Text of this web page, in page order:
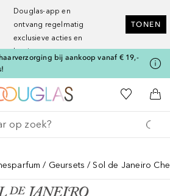
Douglas-app en
ontvang regelmatig
exclusieve acties en
kortingen
TONEN
bij aankoop vanaf € 19,-
Naar Douglas Home
Naar Mijn
Geursets Sol de Janeiro